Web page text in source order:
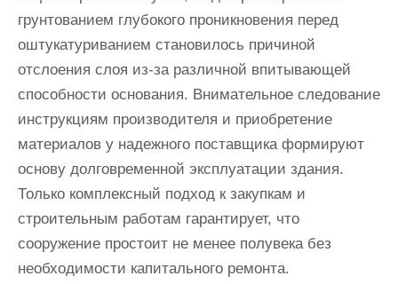
грунтованием глубокого проникновения перед
оштукатуриванием становилось причиной
отслоения слоя из-за различной впитывающей
способности основания. Внимательное следование
инструкциям производителя и приобретение
материалов у надежного поставщика формируют
основу долговременной эксплуатации здания.
Только комплексный подход к закупкам и
строительным работам гарантирует, что
сооружение простоит не менее полувека без
необходимости капитального ремонта.